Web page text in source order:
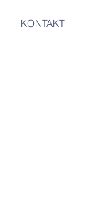
KONTAKT